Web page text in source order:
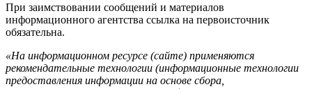
При заимствовании сообщений и материалов
информационного агентства ссылка на первоисточник
обязательна.
«На информационном ресурсе (сайте) применяются
рекомендательные технологии (информационные технологии
предоставления информации на основе сбора,